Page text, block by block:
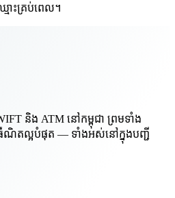
មោះគ្រប់ពេល។
និង ATM នៅកម្ពុជា ព្រមទាំង
ណិតល្អបំផុត — ទាំងអស់នៅក្នុងបញ្ជី